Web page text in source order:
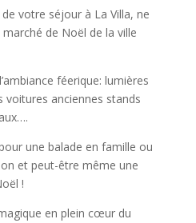
votre séjour à La Villa, ne
de Noël de la ville
féerique: lumières
voitures anciennes stands
une balade en famille ou
et peut-être même une
!
en plein cœur du